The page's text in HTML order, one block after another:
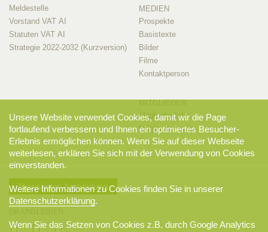
Meldestelle
Vorstand VAT AI
Statuten VAT AI
Strategie 2022-2032 (Kurzversion)
MEDIEN
Prospekte
Basistexte
Bilder
Filme
Kontaktperson
Mitglieder-Info
Mitglieder-Login
Newsletter-Anmeldung
Unsere Website verwendet Cookies, damit wir die Page
fortlaufend verbessern und Ihnen ein optimiertes Besucher-
Erlebnis ermöglichen können. Wenn Sie auf dieser Webseite
weiterlesen, erklären Sie sich mit der Verwendung von Cookies
einverstanden.
Weitere Informationen zu Cookies finden Sie in unserer
Datenschutzerklärung.
Wenn Sie das Setzen von Cookies z.B. durch Google Analytics